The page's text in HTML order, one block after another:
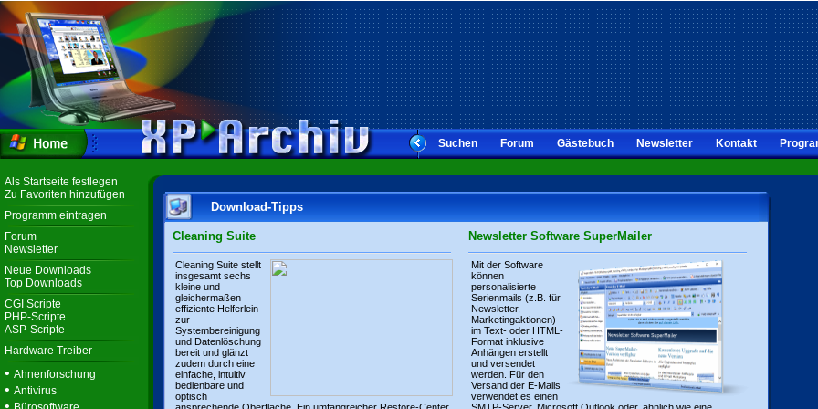
Suchen Forum Gästebuch Newsletter Kontakt
Als Startseite festlegen
Zu Favoriten hinzufügen
Programm eintragen
Forum
Newsletter
Neue Downloads
Top Downloads
CGI Scripte
PHP-Scripte
ASP-Scripte
Hardware Treiber
• Ahnenforschung
• Antivirus
•
Download-Tipps
Cleaning Suite
Cleaning Suite stellt
insgesamt sechs
kleine und
gleichermaßen
effiziente Helferlein
zur
Systembereinigung
und Datenlöschung
bereit und glänzt
zudem durch eine
einfache, intuitiv
bedienbare und
optisch
Newsletter Software SuperMailer
Mit der Software
können
personalisierte
Serienmails (z.B. für
Newsletter,
Marketingaktionen)
im Text- oder HTML-
Format inklusive
Anhängen erstellt
und versendet
werden. Für den
Versand der E-Mails
verwendet es einen